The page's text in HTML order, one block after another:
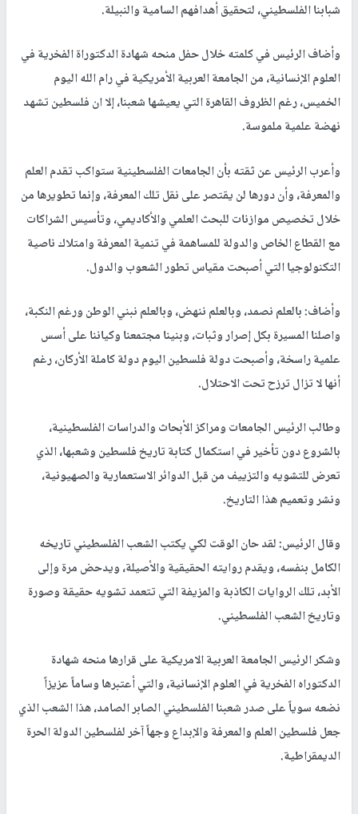
شبابنا الفلسطيني، لتحقيق أهدافهم السامية والنبيلة.
وأضاف الرئيس في كلمته خلال حفل منحه شهادة الدكتوراة الفخرية في
العلوم الإنسانية، من الجامعة العربية الأمريكية في رام الله اليوم
الخميس، رغم الظروف القاهرة التي يعيشها شعبنا، إلا ان فلسطين تشهد
نهضة علمية ملموسة.
وأعرب الرئيس عن ثقته بأن الجامعات الفلسطينية ستواكب تقدم العلم
والمعرفة، وأن دورها لن يقتصر على نقل تلك المعرفة، وإنما تطويرها من
خلال تخصيص موازنات للبحث العلمي والأكاديمي، وتأسيس الشراكات
مع القطاع الخاص والدولة للمساهمة في تنمية المعرفة وامتلاك ناصية
التكنولوجيا التي أصبحت مقياس تطور الشعوب والدول.
وأضاف: بالعلم نصمد، وبالعلم ننهض، وبالعلم نبني الوطن ورغم النكبة،
واصلنا المسيرة بكل إصرار وثبات، وبنينا مجتمعنا وكياننا على أسس
علمية راسخة، وأصبحت دولة فلسطين اليوم دولة كاملة الأركان، رغم
أنها لا تزال ترزح تحت الاحتلال.
وطالب الرئيس الجامعات ومراكز الأبحاث والدراسات الفلسطينية،
بالشروع دون تأخير في استكمال كتابة تاريخ فلسطين وشعبها، الذي
تعرض للتشويه والتزييف من قبل الدوائر الاستعمارية والصهيونية،
ونشر وتعميم هذا التاريخ.
وقال الرئيس: لقد حان الوقت لكي يكتب الشعب الفلسطيني تاريخه
الكامل بنفسه، ويقدم روايته الحقيقية والأصيلة، ويدحض مرة وإلى
الأبد، تلك الروايات الكاذبة والمزيفة التي تتعمد تشويه حقيقة وصورة
وتاريخ الشعب الفلسطيني.
وشكر الرئيس الجامعة العربية الامريكية على قرارها منحه شهادة
الدكتوراه الفخرية في العلوم الإنسانية، والتي أعتبرها وساماً عزيزاً
نضعه سوياً على صدر شعبنا الفلسطيني الصابر الصامد، هذا الشعب الذي
جعل فلسطين العلم والمعرفة والإبداع وجهاً آخر لفلسطين الدولة الحرة
الديمقراطية.